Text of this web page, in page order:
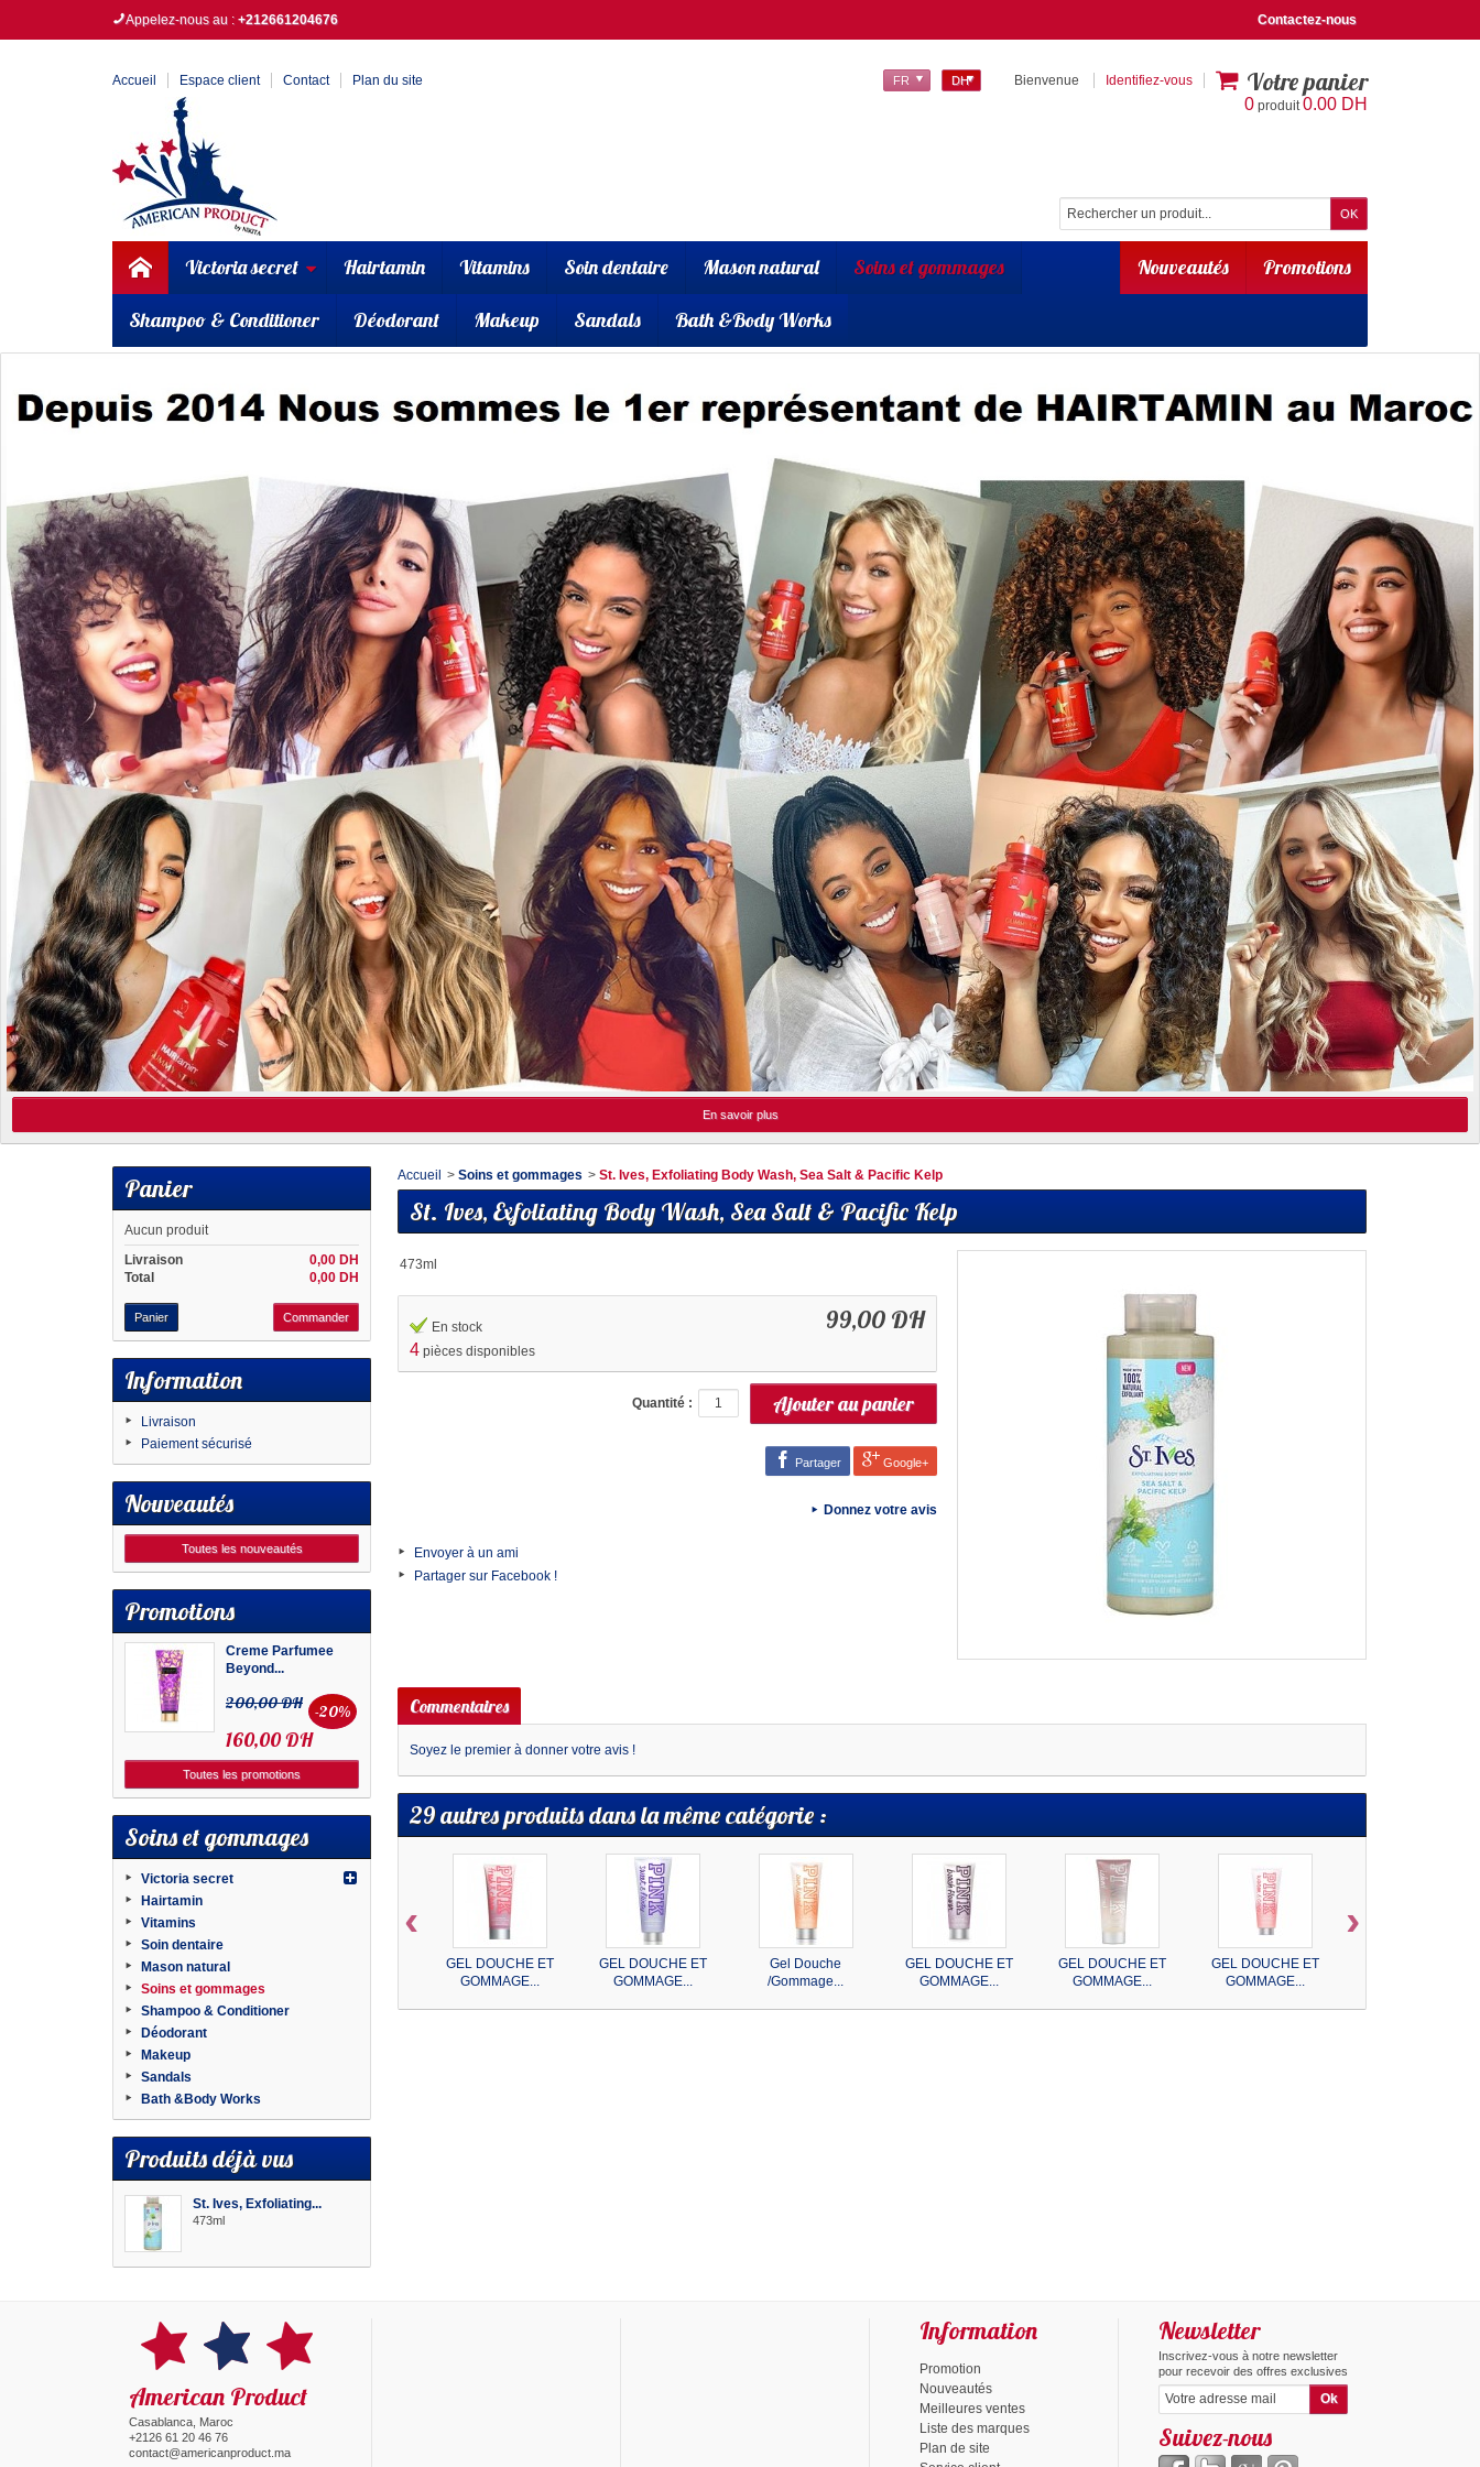
Contactez-nous
Appelez-nous au : +212661204676
Accueil Espace client Contact Plan du site Bienvenue Identifiez-vous Votre panier
0 produit0.00 DH
DH
FR
Promotions
Nouveautés
Victoria secret Hairtamin Vitamins Soin dentaire Mason natural Soins et gommages
Shampoo & Conditioner Déodorant Makeup Sandals Bath &Body Works
En savoir plus
Panier
Aucun produit
0,00 DH
Livraison
0,00 DH
Total
Panier Commander
Information
Livraison
Paiement sécurisé
Nouveautés
Toutes les nouveautés
Promotions
Creme Parfumee
Beyond...
200,00 DH -20%
160,00 DH
Toutes les promotions
Soins et gommages
Victoria secret
Hairtamin
Vitamins
Soin dentaire
Mason natural
Soins et gommages
Shampoo & Conditioner
Déodorant
Makeup
Sandals
Bath &Body Works
Produits déjà vus
St. Ives, Exfoliating...
473ml
Accueil > Soins et gommages > St. Ives, Exfoliating Body Wash, Sea Salt & Pacific Kelp
St. Ives, Exfoliating Body Wash, Sea Salt & Pacific Kelp
473ml
99,00 DH
En stock
4 pièces disponibles
Quantité :
Partager Google+
Donnez votre avis
Envoyer à un ami
Partager sur Facebook !
Commentaires
Soyez le premier à donner votre avis !
29 autres produits dans la même catégorie :
GEL DOUCHE ET
GOMMAGE...
GEL DOUCHE ET
GOMMAGE...
Gel Douche
/Gommage...
GEL DOUCHE ET
GOMMAGE...
GEL DOUCHE ET
GOMMAGE...
GEL DOUCHE ET
GOMMAGE...
‹ ›
American Product
Casablanca, Maroc
+2126 61 20 46 76
contact@americanproduct.ma
Information
Promotion
Nouveautés
Meilleures ventes
Liste des marques
Plan de site
Newsletter
Inscrivez-vous à notre newsletter
pour recevoir des offres exclusives
Suivez-nous